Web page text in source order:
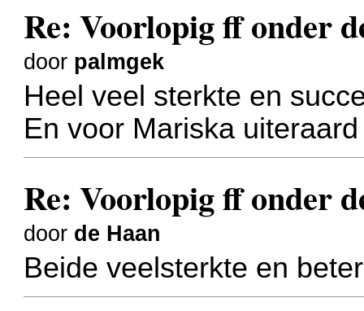
Re: Voorlopig ff onder
door palmgek
Heel veel sterkte en
En voor Mariska
Re: Voorlopig ff onder
door de Haan
Beide veelsterkte en